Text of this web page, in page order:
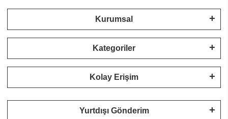
Kurumsal
Kategoriler
Kolay Erişim
Yurtdışı Gönderim